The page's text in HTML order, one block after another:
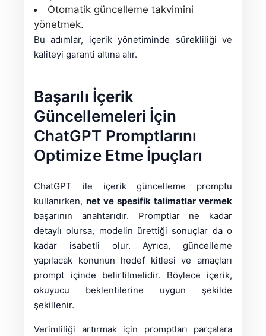
Otomatik güncelleme takvimini
yönetmek.
Bu adımlar, içerik yönetiminde sürekliliği ve
kaliteyi garanti altına alır.
Başarılı İçerik
Güncellemeleri İçin
ChatGPT Promptlarını
Optimize Etme İpuçları
ChatGPT ile içerik güncelleme promptu
kullanırken, net ve spesifik talimatlar vermek
başarının anahtarıdır. Promptlar ne kadar
detaylı olursa, modelin ürettiği sonuçlar da o
kadar isabetli olur. Ayrıca, güncelleme
yapılacak konunun hedef kitlesi ve amaçları
prompt içinde belirtilmelidir. Böylece içerik,
okuyucu beklentilerine uygun şekilde
şekillenir.
Verimliliği artırmak için promptları parçalara